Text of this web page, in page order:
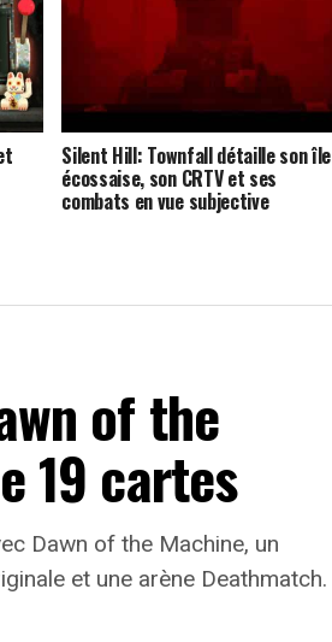
Silent Hill: Townfall détaille son île
écossaise, son CRTV et ses
combats en vue subjective
of the
19 cartes
Dawn of the Machine, un
et une arène Deathmatch.